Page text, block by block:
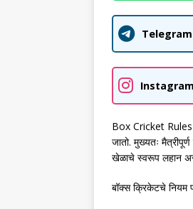
Box Cricket Rules
जातो. मुख्यतः
खेळाचे स्वरूप लहान
बॉक्स क्रिकेटचे नियम